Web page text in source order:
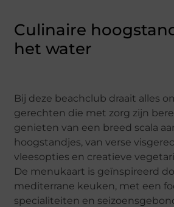
Culinaire
het water
Bij deze beachclub draait alles
gerechten die met zorg zijn
genieten van een breed scala
hoogstandjes, van verse
vleesopties en creatieve
De menukaart is geïnspireerd
mediterrane keuken, met een
specialiteiten en